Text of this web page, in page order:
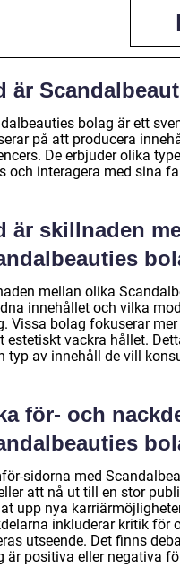
är
bolag är ett
på att producera
De erbjuder olika
och interagera med sina
är skillnaden
mellan olika
innehållet och vilka
Vissa bolag fokuserar
estetiskt vackra hållet.
typ av innehåll de vill
för- och
sidorna med
att nå ut till en stor
upp nya
inkluderar kritik för
utseende. Det finns
är positiva eller negativa